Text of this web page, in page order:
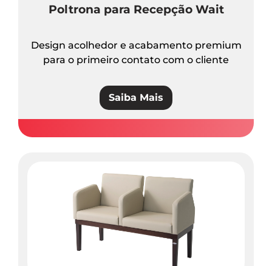
Poltrona para Recepção Wait
Design acolhedor e acabamento premium
para o primeiro contato com o cliente
Saiba Mais